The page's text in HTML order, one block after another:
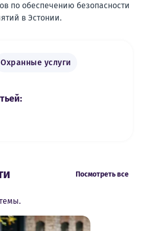
по обеспечению безопасности
в Эстонии.
Охранные услуги
Посмотреть все